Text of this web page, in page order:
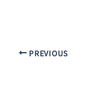
PREVIOUS